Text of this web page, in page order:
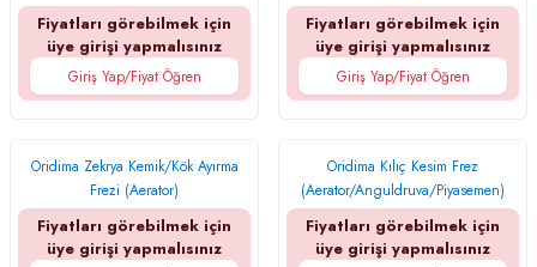
Fiyatları görebilmek için
üye girişi yapmalısınız
Giriş Yap/Fiyat Öğren
Fiyatları görebilmek için
üye girişi yapmalısınız
Giriş Yap/Fiyat Öğren
Oridima Zekrya Kemik/Kök Ayırma
Frezi (Aerator)
Fiyatları görebilmek için
üye girişi yapmalısınız
Oridima Kılıç Kesim Frez
(Aerator/Anguldruva/Piyasemen)
Fiyatları görebilmek için
üye girişi yapmalısınız